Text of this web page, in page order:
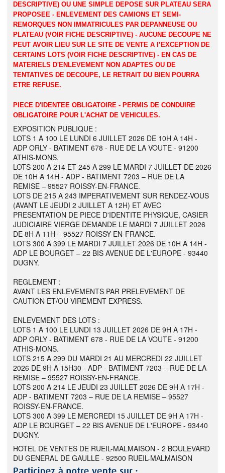
DESCRIPTIVE) OU UNE SIMPLE DEPOSE SUR PLATEAU SERA
PROPOSEE - ENLEVEMENT DES CAMIONS ET SEMI-
REMORQUES NON IMMATRICULES PAR DEPANNEUSE OU
PLATEAU (VOIR FICHE DESCRIPTIVE) - AUCUNE DECOUPE NE
PEUT AVOIR LIEU SUR LE SITE DE VENTE A l’EXCEPTION DE
CERTAINS LOTS (VOIR FICHE DESCRIPTIVE) - EN CAS DE
MATERIELS D'ENLEVEMENT NON ADAPTES OU DE
TENTATIVES DE DECOUPE, LE RETRAIT DU BIEN POURRA
ETRE REFUSE.
PIECE D'IDENTEE OBLIGATOIRE - PERMIS DE CONDUIRE
OBLIGATOIRE POUR L'ACHAT DE VEHICULES.
EXPOSITION PUBLIQUE :
LOTS 1 A 100 LE LUNDI 6 JUILLET 2026 DE 10H A 14H -
ADP ORLY - BATIMENT 678 - RUE DE LA VOUTE - 91200
ATHIS-MONS.
LOTS 200 A 214 ET 245 A 299 LE MARDI 7 JUILLET DE 2026
DE 10H A 14H - ADP - BATIMENT 7203 – RUE DE LA
REMISE – 95527 ROISSY-EN-FRANCE.
LOTS DE 215 A 243 IMPERATIVEMENT SUR RENDEZ-VOUS
(AVANT LE JEUDI 2 JUILLET A 12H) ET AVEC
PRESENTATION DE PIECE D'IDENTITE PHYSIQUE, CASIER
JUDICIAIRE VIERGE DEMANDE LE MARDI 7 JUILLET 2026
DE 8H A 11H – 95527 ROISSY-EN-FRANCE.
LOTS 300 A 399 LE MARDI 7 JUILLET 2026 DE 10H A 14H -
ADP LE BOURGET – 22 BIS AVENUE DE L'EUROPE - 93440
DUGNY.
REGLEMENT :
AVANT LES ENLEVEMENTS PAR PRELEVEMENT DE
CAUTION ET/OU VIREMENT EXPRESS.
ENLEVEMENT DES LOTS :
LOTS 1 A 100 LE LUNDI 13 JUILLET 2026 DE 9H A 17H -
ADP ORLY - BATIMENT 678 - RUE DE LA VOUTE - 91200
ATHIS-MONS.
LOTS 215 A 299 DU MARDI 21 AU MERCREDI 22 JUILLET
2026 DE 9H A 15H30 - ADP - BATIMENT 7203 – RUE DE LA
REMISE – 95527 ROISSY-EN-FRANCE.
LOTS 200 A 214 LE JEUDI 23 JUILLET 2026 DE 9H A 17H -
ADP - BATIMENT 7203 – RUE DE LA REMISE – 95527
ROISSY-EN-FRANCE.
LOTS 300 A 399 LE MERCREDI 15 JUILLET DE 9H A 17H -
ADP LE BOURGET – 22 BIS AVENUE DE L'EUROPE - 93440
DUGNY.
HOTEL DE VENTES DE RUEIL-MALMAISON - 2 BOULEVARD
DU GENERAL DE GAULLE - 92500 RUEIL-MALMAISON